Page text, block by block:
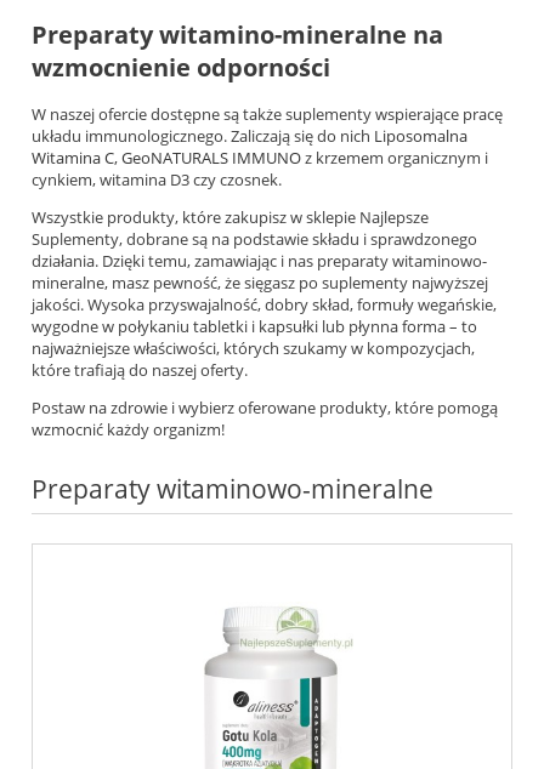
Preparaty witamino-mineralne na
wzmocnienie odporności
W naszej ofercie dostępne są także suplementy wspierające pracę
układu immunologicznego. Zaliczają się do nich Liposomalna
Witamina C,GeoNATURALS IMMUNOz krzemem organicznym i
cynkiem, witamina D3 czy czosnek.
Wszystkie produkty, które zakupisz w sklepie Najlepsze
Suplementy, dobrane są na podstawie składu i sprawdzonego
działania. Dzięki temu, zamawiając i nas preparaty witaminowo-
mineralne, masz pewność, że sięgasz po suplementy najwyższej
jakości. Wysoka przyswajalność, dobry skład, formuły wegańskie,
wygodne w połykaniu tabletki i kapsułki lub płynna forma – to
najważniejsze właściwości, których szukamy w kompozycjach,
które trafiają do naszej oferty.
Postaw na zdrowie i wybierz oferowane produkty, które pomogą
wzmocnić każdy organizm!
Preparaty witaminowo-mineralne